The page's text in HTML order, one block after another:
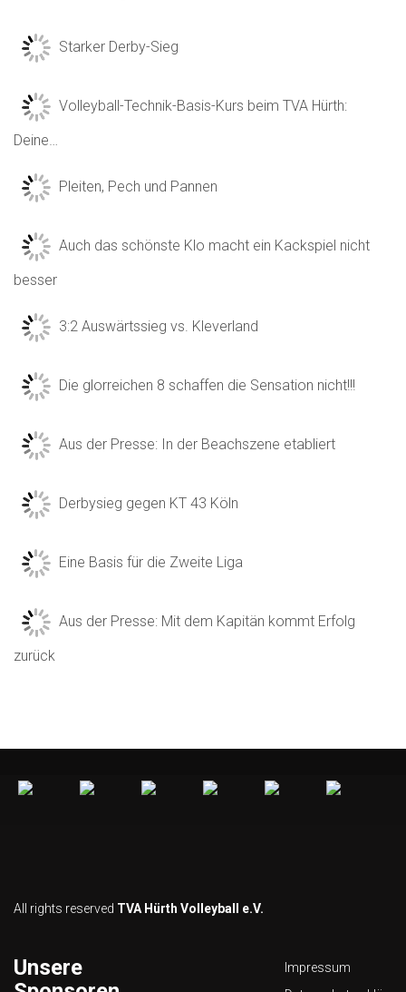
Starker Derby-Sieg
Volleyball-Technik-Basis-Kurs beim TVA Hürth:
Deine…
Pleiten, Pech und Pannen
Auch das schönste Klo macht ein Kackspiel nicht
besser
3:2 Auswärtssieg vs. Kleverland
Die glorreichen 8 schaffen die Sensation nicht!!!
Aus der Presse: In der Beachszene etabliert
Derbysieg gegen KT 43 Köln
Eine Basis für die Zweite Liga
Aus der Presse: Mit dem Kapitän kommt Erfolg
zurück
All rights reserved TVA Hürth Volleyball e.V.
Unsere
Impressum